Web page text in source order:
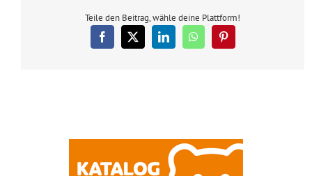
Teile den Beitrag, wähle deine Plattform!
Facebook
X LinkedInWhatsAppPinterest